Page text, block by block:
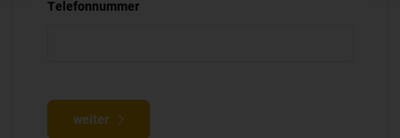
Telefonnummer
weiter